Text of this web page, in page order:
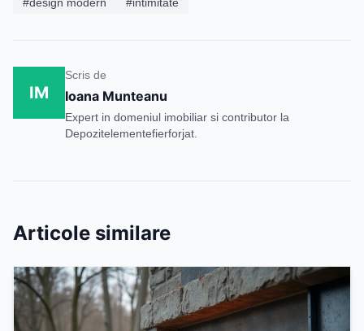
IM
Scris de
Ioana Munteanu
Expert in domeniul imobiliar si contributor la
Depozitelementefierforjat.
Articole similare